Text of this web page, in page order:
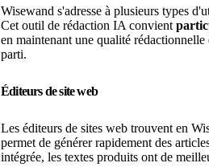
Wisewand s'adresse à plusieurs types
Cet outil de rédaction IA convient
en maintenant une qualité
parti.
Éditeurs de site web
Les éditeurs de sites web trouvent en
permet de générer rapidement des
intégrée, les textes produits ont de